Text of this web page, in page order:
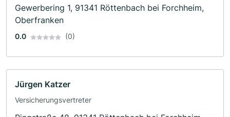
Gewerbering 1, 91341 Röttenbach bei Forchheim,
Oberfranken
0.0 (0)
Jürgen Katzer
Versicherungsvertreter